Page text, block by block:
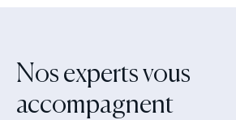
Nos experts vous
accompagnent‍